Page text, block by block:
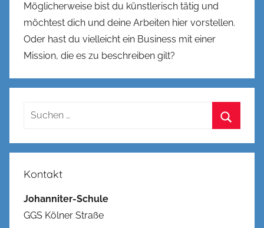
Möglicherweise bist du künstlerisch tätig und
möchtest dich und deine Arbeiten hier vorstellen.
Oder hast du vielleicht ein Business mit einer
Mission, die es zu beschreiben gilt?
Suchen
Kontakt
Johanniter-Schule
GGS Kölner Straße